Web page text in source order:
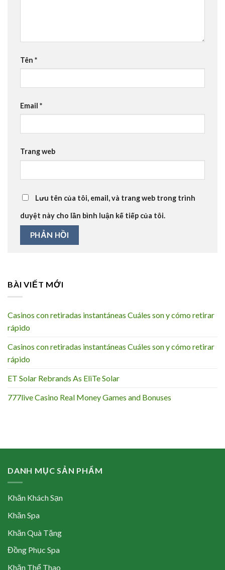
Tên *
Email *
Trang web
Lưu tên của tôi, email, và trang web trong trình
duyệt này cho lần bình luận kế tiếp của tôi.
BÀI VIẾT MỚI
Casinos con retiradas instantáneas Cuáles son y cómo retirar
rápido
Casinos con retiradas instantáneas Cuáles son y cómo retirar
rápido
ET Solar Rebrands As EliTe Solar
777live Casino Real Money Games and Bonuses
DANH MỤC SẢN PHẨM
Khăn Khách Sạn
Khăn Spa
Khăn Quà Tặng
Đồng Phục Spa
Khăn Thể Thao